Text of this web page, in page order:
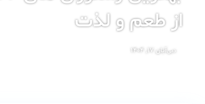
از طعم و لذت
دبیآبان ۱۷, ۱۴۰۴